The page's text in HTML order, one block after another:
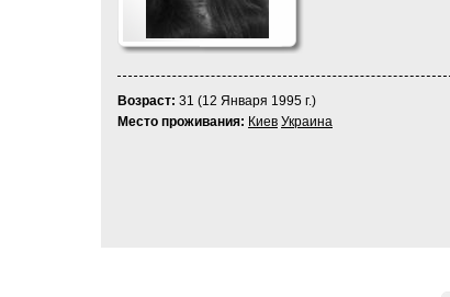
Возраст: 31 (12 Января 1995 г.)
Место проживания: Киев Украина